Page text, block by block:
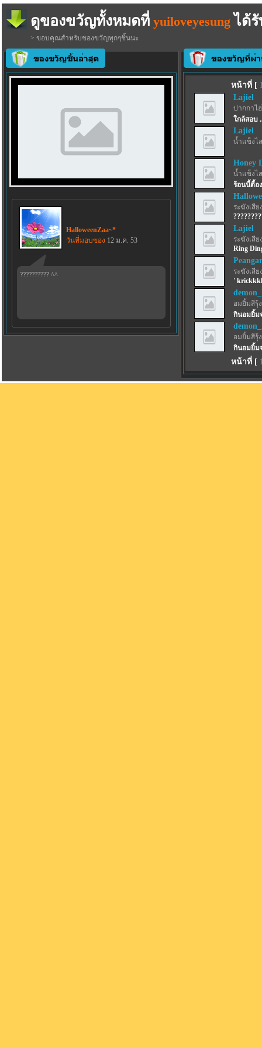
ดูของขวัญทั้งหมดที่ yuiloveyesung ได้
> ขอบคุณสำหรับของขวัญทุกๆชิ้นนะ
HalloweenZaa~*
วันที่มอบของ 12 ม.ค. 53
?????????? ^^
หน้าที่ [
Lajiel
ปากกาไ
ใกล้สอบ
Lajiel
น้ำแข็งไ
Honey
น้ำแข็งไ
ร้อนนี้ตี้อ
ระฆังเสีย
Lajiel
ระฆังเสีย
Ring
ระฆังเสีย
'
อมยิ้มสีรุ้ง
กินอมยิ้ม
อมยิ้มสีรุ้ง
กินอมยิ้ม
หน้าที่ [